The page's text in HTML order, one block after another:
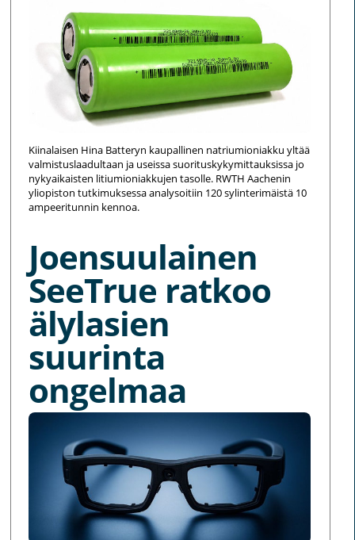
Kiinalaisen Hina Batteryn kaupallinen natriumioniakku yltää
valmistuslaadultaan ja useissa suorituskykymittauksissa jo
nykyaikaisten litiumioniakkujen tasolle. RWTH Aachenin
yliopiston tutkimuksessa analysoitiin 120 sylinterimäistä 10
ampeeritunnin kennoa.
Joensuulainen
SeeTrue ratkoo
älylasien
suurinta
ongelmaa